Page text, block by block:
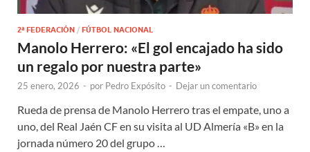
2ª FEDERACIÓN / FÚTBOL NACIONAL
Manolo Herrero: «El gol encajado ha sido
un regalo por nuestra parte»
25 enero, 2026 - por Pedro Expósito - Dejar un comentario
Rueda de prensa de Manolo Herrero tras el empate, uno a
uno, del Real Jaén CF en su visita al UD Almería «B» en la
jornada número 20 del grupo …